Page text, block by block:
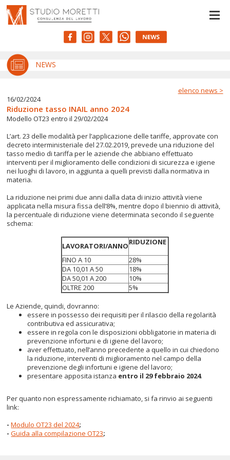
NEWS
elenco news >
16/02/2024
Riduzione tasso INAIL anno 2024
Modello OT23 entro il 29/02/2024
L’art. 23 delle modalità per l’applicazione delle tariffe, approvate con
decreto interministeriale del 27.02.2019, prevede una riduzione del
tasso medio di tariffa per le aziende che abbiano effettuato
interventi per il miglioramento delle condizioni di sicurezza e igiene
nei luoghi di lavoro, in aggiunta a quelli previsti dalla normativa in
materia.
La riduzione nei primi due anni dalla data di inizio attività viene
applicata nella misura fissa dell’8%, mentre dopo il biennio di attività,
la percentuale di riduzione viene determinata secondo il seguente
schema:
LAVORATORI/ANNORIDUZIONE
FINO A 10
28%
DA 10,01 A 50
18%
DA 50,01 A 200
10%
OLTRE 200
5%
Le Aziende, quindi, dovranno:
essere in possesso dei requisiti per il rilascio della regolarità
contributiva ed assicurativa;
essere in regola con le disposizioni obbligatorie in materia di
prevenzione infortuni e di igiene del lavoro;
aver effettuato, nell’anno precedente a quello in cui chiedono
la riduzione, interventi di miglioramento nel campo della
prevenzione degli infortuni e igiene del lavoro;
presentare apposita istanza entro il 29 febbraio 2024.
Per quanto non espressamente richiamato, si fa rinvio ai seguenti
link:
-Modulo OT23 del 2024;
-Guida alla compilazione OT23;
Informativa sulla raccolta
Le tue preferenze relative alla privacy